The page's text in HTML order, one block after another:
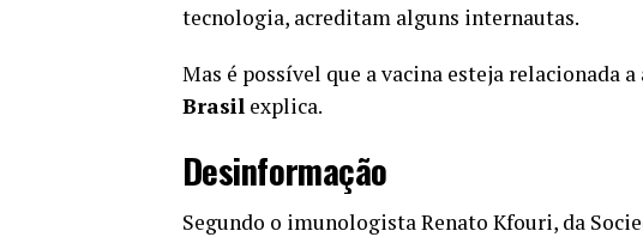
tecnologia, acreditam alguns internautas.
Mas é possível que a vacina esteja relacionada
Brasil explica.
Desinformação
Segundo o imunologista Renato Kfouri, da